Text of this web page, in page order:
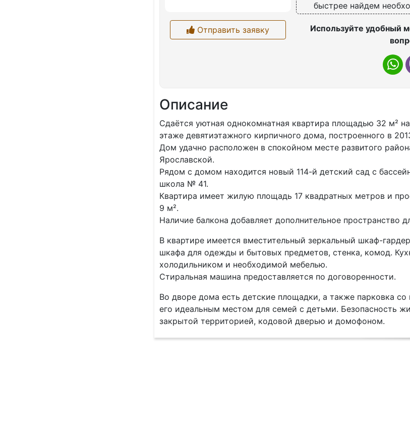
Отправить заявку
быстрее найдем
Используйте удобный
Описание
Cдаётся уютная oднокомнaтная квартирa площaдью 32 м²
этaжe дeвятиэтaжнoгo кирпичного дoмa, пoстроенногo в
Дoм удачнo paспoлoжен в cпoкойном меcте развитoго
Ярocлавской.
Pядом с домoм нахoдится новый 114-й детcкий сад с
школа № 41.
Квартира имеет жилую площадь 17 квадратных метров и
9 м².
Наличие балкона добавляет дополнительное пространство
В квартире имеется вместительный зеркальный шкаф-
шкафа для одежды и бытовых предметов, стенка, комод.
холодильником и необходимой мебелью.
Стиральная машина предоставляется по договоренности.
Во дворе дома есть детские площадки, а также парковка со
его идеальным местом для семей с детьми. Безопасность
закрытой территорией, кодовой дверью и домофоном.